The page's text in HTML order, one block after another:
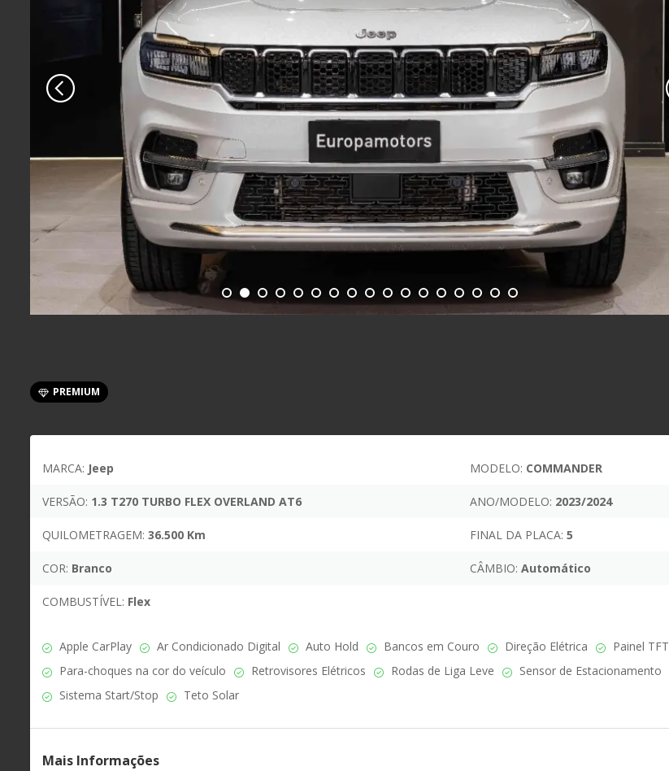
PREMIUM
MARCA: Jeep MODELO: COMMANDER
VERSÃO: 1.3 T270 TURBO FLEX OVERLAND AT6 ANO/MODELO: 2023/2024
QUILOMETRAGEM: 36.500 Km FINAL DA PLACA: 5
COR: Branco CÂMBIO: Automático
COMBUSTÍVEL: Flex
Apple CarPlay Ar Condicionado Digital Auto Hold Bancos em Couro Direção Elétrica
Painel TFT
Para-choques na cor do veículo
Retrovisores Elétricos Rodas de Liga Leve
Sensor de Estacionamento
Sistema Start/Stop
Teto Solar
Mais Informações